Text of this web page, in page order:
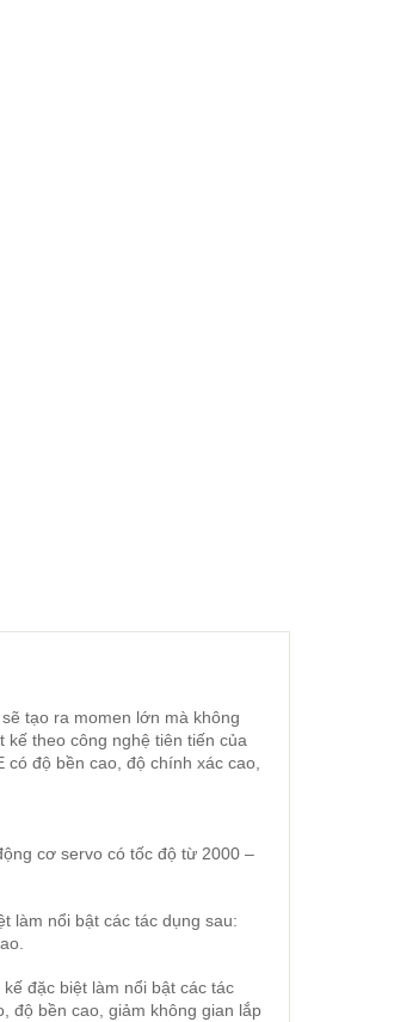
tạo ra momen lớn mà không
theo công nghệ tiên tiến của
độ bền cao, độ chính xác cao,
cơ servo có tốc độ từ 2000 –
làm nổi bật các tác dụng sau:
đặc biệt làm nổi bật các tác
độ bền cao, giảm không gian lắp